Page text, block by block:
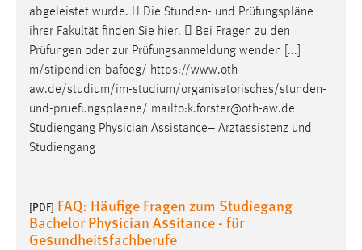
abgeleistet wurde.  Die Stunden- und Prüfungspläne
ihrer Fakultät finden Sie hier.  Bei Fragen zu den
Prüfungen oder zur Prüfungsanmeldung wenden [...]
m/stipendien-bafoeg/ https://www.oth-
aw.de/studium/im-studium/organisatorisches/stunden-
und-pruefungsplaene/ mailto:k.forster@oth-aw.de
Studiengang Physician Assistance– Arztassistenz und
Studiengang
[PDF] FAQ: Häufige Fragen zum Studiegang
Bachelor Physician Assitance - für
Gesundheitsfachberufe